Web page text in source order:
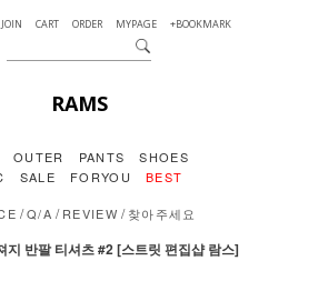
JOIN CART ORDER MYPAGE +BOOKMARK
RAMS
OUTER PANTS
SHOES
SALE FORYOU BEST
/Q/A /REVIEW /찾아주세요
지 반팔 티셔츠 #2 [스트릿 편집샵 람스]